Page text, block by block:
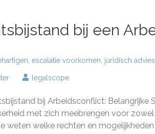
bij een
escalatie voorkomen juridisch advies
op
van
Rechtsbijstand
een
legalscope
bij Arbeidsconflict: Belangrijke
met zich meebrengen voor
weten welke rechten en mogelijkheden